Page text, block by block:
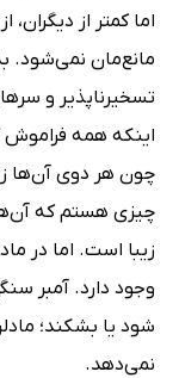
اما کمتر از
مانع‌مان نمی‌شود.
تسخیرناپذیر و
اینکه همه فراموش
چون هر دوی آن‌ها
چیزی هستم که
زیبا است. اما در
وجود دارد. آمبر
شود یا بشکند؛
نمی‌دهد.